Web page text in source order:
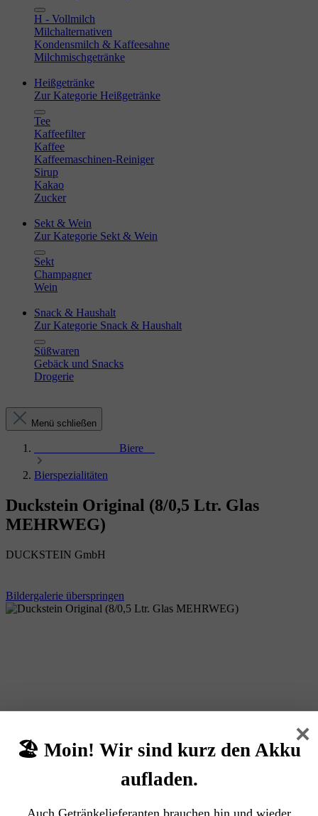
H - Vollmilch
Milchalternativen
Kondensmilch & Kaffeesahne
Milchmischgetränke
Heißgetränke
Zur Kategorie Heißgetränke
Tee
Kaffeefilter
Kaffee
Kaffeemaschinen-Reiniger
Sirup
Kakao
Zucker
Sekt & Wein
Zur Kategorie Sekt & Wein
Sekt
Champagner
Wein
Snack & Haushalt
Zur Kategorie Snack & Haushalt
Süßwaren
Gebäck und Snacks
Drogerie
Menü schließen
_______________Biere__
Bierspezialitäten
Duckstein Original (8/0,5 Ltr. Glas
MEHRWEG)
DUCKSTEIN GmbH
Bildergalerie überspringen
×
🏖️ Moin! Wir sind kurz den Akku
aufladen.